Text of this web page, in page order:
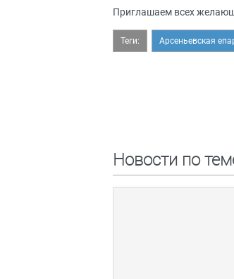
Приглашаем всех
Теги: Арсеньевская
Новости по